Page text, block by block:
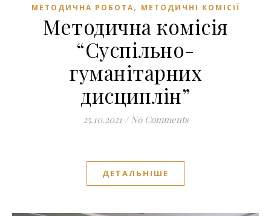
МЕТОДИЧНА РОБОТА, МЕТОДИЧНІ КОМІСІЇ
Методична комісія
“Суспільно-
гуманітарних
дисциплін”
25.10.2021 / No Comments
ДЕТАЛЬНІШЕ